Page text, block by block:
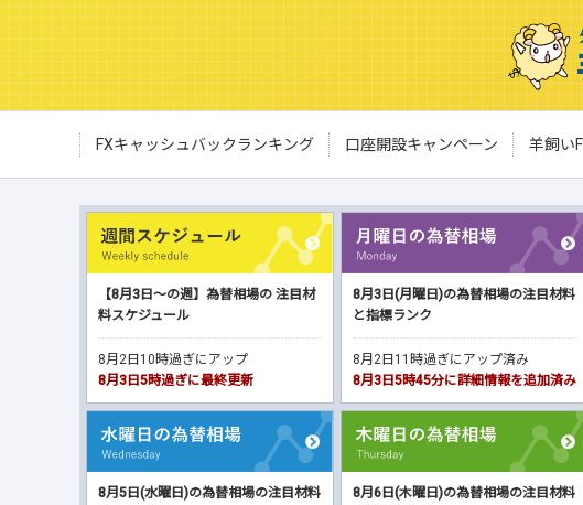
FXキャッシュバックランキング 口座開設キャンペーン 羊飼い
【8月3日～の週】為替相場の 注目材
料スケジュール
8月2日10時過ぎにアップ
8月3日5時過ぎに最終更新
8月3日(月曜日)の為替相場の注目材料
と指標ランク
8月2日11時過ぎにアップ済み
8月3日5時45分に詳細情報を追加済み
8月5日(水曜日)の為替相場の注目材料
8月6日(木曜日)の為替相場の注目材料